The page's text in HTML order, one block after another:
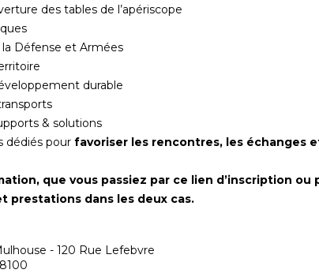
des tables de l’apériscope
Défense et Armées
durable
& solutions
dédiés pour favoriser les rencontres, les échanges
que vous passiez par ce lien d’inscription
prestations dans les deux cas.
- 120 Rue Lefebvre